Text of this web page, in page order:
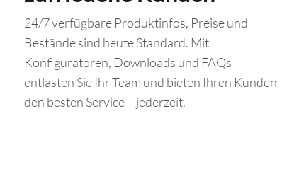
24/7 verfügbare Produktinfos, Preise und
Bestände sind heute Standard. Mit
Konfiguratoren, Downloads und FAQs
entlasten Sie Ihr Team und bieten Ihren Kunden
den besten Service – jederzeit.